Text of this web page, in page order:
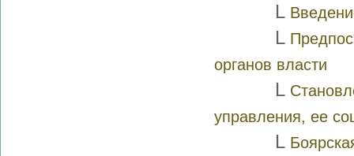
L
L
органов власти
L
управления, ее
L